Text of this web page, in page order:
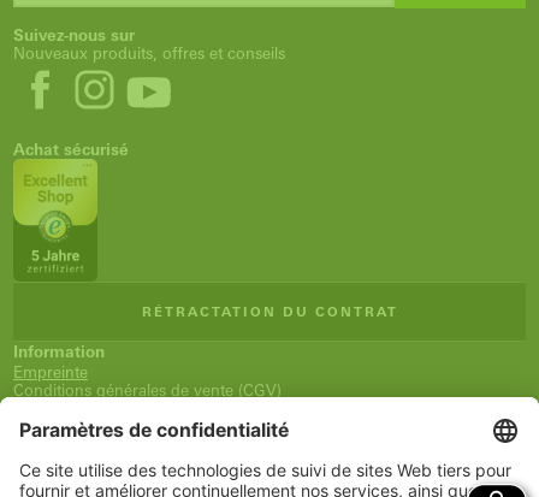
Suivez-nous sur
Nouveaux produits, offres et conseils
Achat sécurisé
RÉTRACTATION DU CONTRAT
Information
Empreinte
Conditions générales de vente (CGV)
Expédition et paiement
Déclaration d'accessibilité
Newsletter